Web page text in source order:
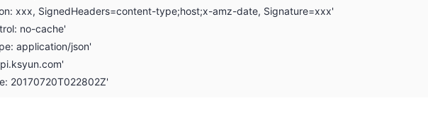
xxx, SignedHeaders=content-type;host;x-amz-date, Signature=xxx'
no-cache'
application/json'
20170720T022802Z'